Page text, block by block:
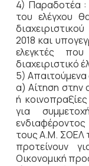
4) Παραδοτέα :
του ελέγχου
2018 και
ελεγκτές
διαχειριστικό
5) Απαιτούμενα
α) Αίτηση στην
ή
για
τους Α.Μ. ΣΟΕΛ
προτείνουν
Οικονομική